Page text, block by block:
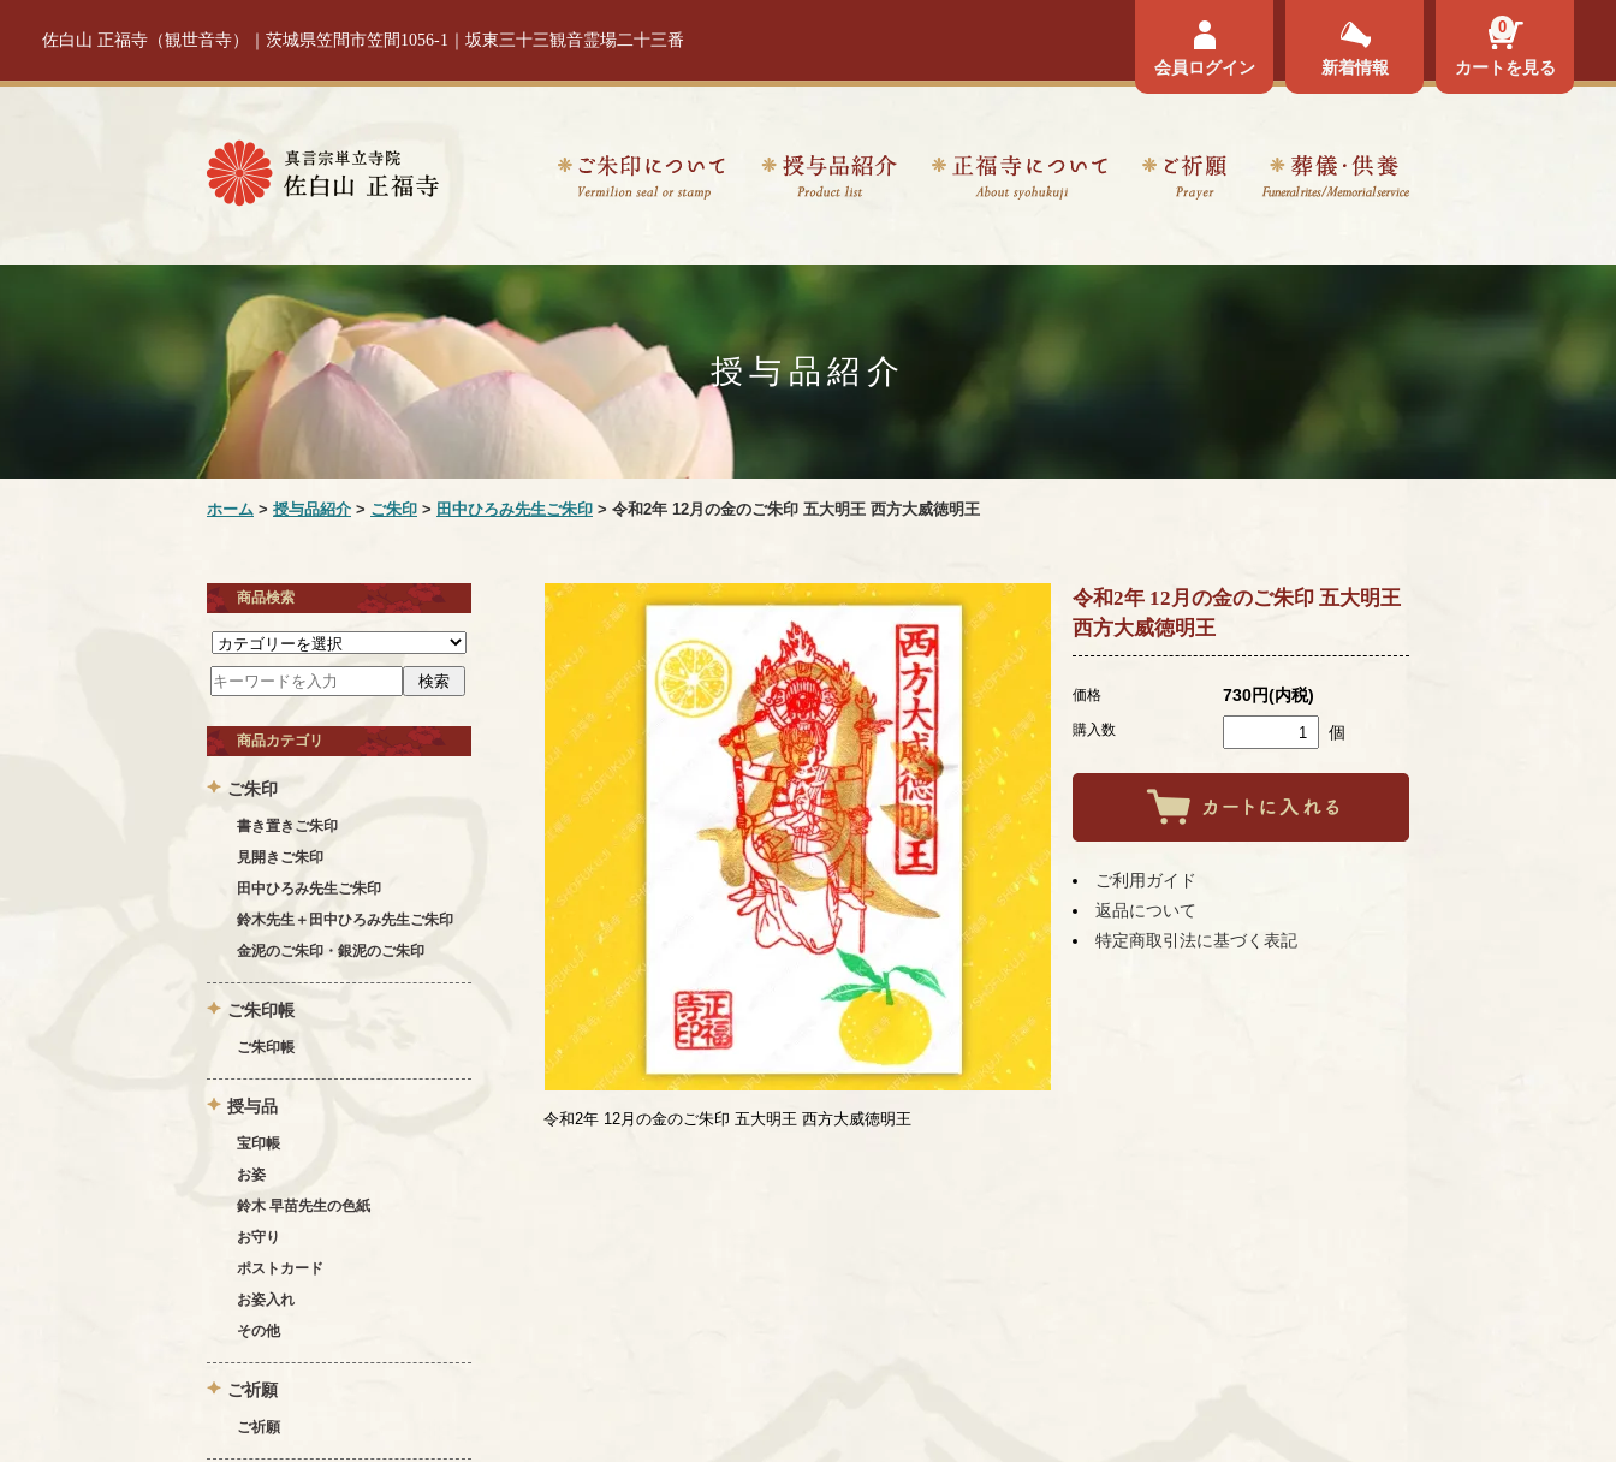
佐白山 正福寺（観世音寺）｜茨城県笠間市笠間1056-1｜坂東三十三観音霊場二十三番
会員ログイン
新着情報 カートを見る
0
授与品紹介
ホーム > 授与品紹介 > ご朱印 > 田中ひろみ先生ご朱印 > 令和2年 12月の金のご朱印 五大明王 西方大威徳明王
令和2年 12月の金のご朱印 五大明王
西方大威徳明王
価格 730円(内税)
購入数 個
ご利用ガイド
返品について
特定商取引法に基づく表記
令和2年 12月の金のご朱印 五大明王 西方大威徳明王
商品検索
商品カテゴリ
ご朱印
書き置きご朱印
見開きご朱印
田中ひろみ先生ご朱印
鈴木先生＋田中ひろみ先生ご朱印
金泥のご朱印・銀泥のご朱印
ご朱印帳
ご朱印帳
授与品
宝印帳
お姿
鈴木 早苗先生の色紙
お守り
ポストカード
お姿入れ
その他
ご祈願
ご祈願